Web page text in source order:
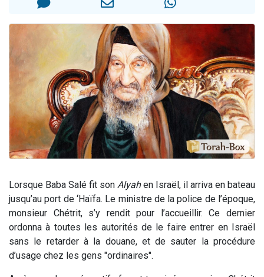
2 personnes viennent de faire un don pour 1 Journée de Vacances Pour les Enfants
Il reste 49 places pour étudier en groupe sur Zoom
2 personnes viennent de nous rejoindre sur WhatsApp
Lorsque Baba Salé fit son Alyahen Israël, il arriva en bateau
jusqu’au port de ‘Haïfa. Le ministre de la police de l’époque,
monsieur Chétrit, s’y rendit pour l’accueillir. Ce dernier
ordonna à toutes les autorités de le faire entrer en Israël
sans le retarder à la douane, et de sauter la procédure
d’usage chez les gens "ordinaires".